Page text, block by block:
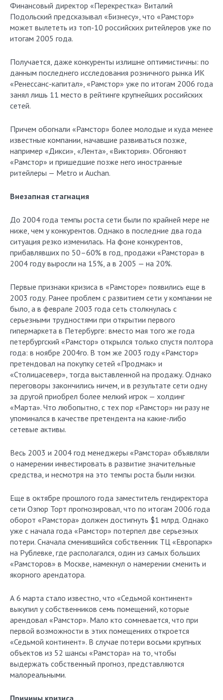
Финансовый директор «Перекрестка» Виталий
Подольский предсказывал «Бизнесу», что «Рамстор»
может вылететь из топ-10 российских ритейлеров уже по
итогам 2005 года.
Получается, даже конкуренты излишне оптимистичны: по
данным последнего исследования розничного рынка ИК
«Ренессанс-капитал», «Рамстор» уже по итогам 2006 года
занял лишь 11 место в рейтинге крупнейших российских
сетей.
Причем обогнали «Рамстор» более молодые и куда менее
известные компании, начавшие развиваться позже,
например «Дикси», «Лента», «Виктория». Обгоняют
«Рамстор» и пришедшие позже него иностранные
ритейлеры — Metro и Auchan.
Внезапная стагнация
До 2004 года темпы роста сети были по крайней мере не
ниже, чем у конкурентов. Однако в последние два года
ситуация резко изменилась. На фоне конкурентов,
прибавлявших по 50–60% в год, продажи «Рамстора» в
2004 году выросли на 15%, а в 2005 — на 20%.
Первые признаки кризиса в «Рамсторе» появились еще в
2003 году. Ранее проблем с развитием сети у компании не
было, а в феврале 2003 года сеть столкнулась с
серьезными трудностями при открытии первого
гипермаркета в Петербурге: вместо мая того же года
петербургский «Рамстор» открылся только спустя полтора
года: в ноябре 2004го. В том же 2003 году «Рамстор»
претендовал на покупку сетей «Продмак» и
«Столицасевер», тогда выставленной на продажу. Однако
переговоры закончились ничем, и в результате сети одну
за другой приобрел более мелкий игрок — холдинг
«Марта». Что любопытно, с тех пор «Рамстор» ни разу не
упоминался в качестве претендента на какие-либо
сетевые активы.
Весь 2003 и 2004 год менеджеры «Рамстора» объявляли
о намерении инвестировать в развитие значительные
средства, и несмотря на это темпы роста были низки.
Еще в октябре прошлого года заместитель гендиректора
сети Озгюр Торт прогнозировал, что по итогам 2006 года
оборот «Рамстора» должен достигнуть $1 млрд. Однако
уже с начала года «Рамстор» потерпел две серьезных
потери. Сначала сменившийся собственник ТЦ «Европарк»
на Рублевке, где располагался, один из самых больших
«Рамсторов» в Москве, намекнул о намерении сменить и
якорного арендатора.
А 6 марта стало известно, что «Седьмой континент»
выкупил у собственников семь помещений, которые
арендовал «Рамстор». Мало кто сомневается, что при
первой возможности в этих помещениях откроется
«Седьмой континент». В случае потери восьми крупных
объектов из 52 шансы «Рамстора» на то, чтобы
выдержать собственный прогноз, представляются
малореальными.
Причины кризиса